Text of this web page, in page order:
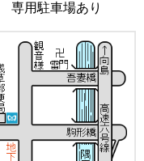
専用駐車場あり